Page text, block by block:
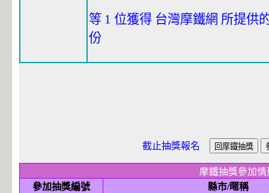
等 1 位獲得 台灣摩鐵網 所提供
份
截止抽獎報名
摩鐵抽獎參加情
參加抽獎編號
縣市/暱稱